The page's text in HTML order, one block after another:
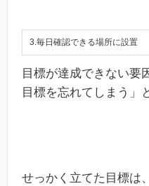
3.毎日確認できる場所に設置
目標が達成できない要
目標を忘れてしまう」
せっかく立てた目標は